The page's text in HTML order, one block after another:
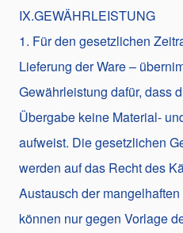
IX.GEWÄHRLEISTUNG
1. Für den gesetzlichen
Lieferung der Ware –
Gewährleistung dafür, dass
Übergabe keine Material-
aufweist. Die gesetzlichen
werden auf das Recht des
Austausch der
können nur gegen Vorlage